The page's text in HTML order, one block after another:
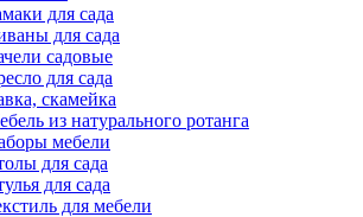
для сада
для сада
садовые
для сада
скамейка
из натурального ротанга
мебели
для сада
для сада
для мебели